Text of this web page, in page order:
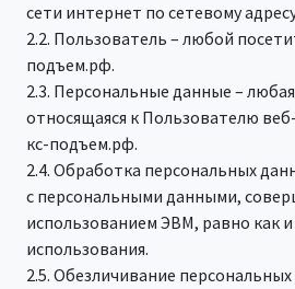
сети интернет по сетевому
2.2. Пользователь – любой
подъем.рф.
2.3. Персональные данные –
относящаяся к Пользователю
кс-подъем.рф.
2.4. Обработка персональных
с персональными данными,
использованием ЭВМ, равно как и
использования.
2.5. Обезличивание